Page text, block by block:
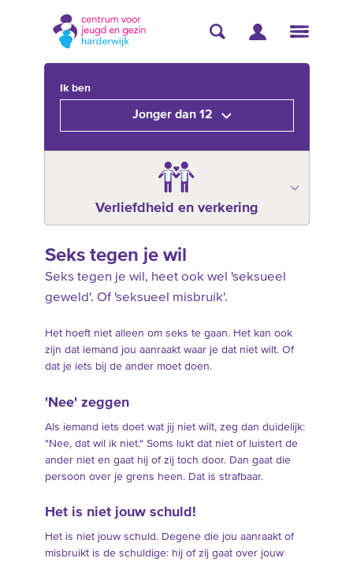
Ik ben
Jonger dan 12
Verliefdheid en verkering
Seks tegen je wil
Seks tegen je wil, heet ook wel 'seksueel
geweld'. Of 'seksueel misbruik'.
Het hoeft niet alleen om seks te gaan. Het kan ook
zijn dat iemand jou aanraakt waar je dat niet wilt. Of
dat je iets bij de ander moet doen.
'Nee' zeggen
Als iemand iets doet wat jij niet wilt, zeg dan duidelijk:
"Nee, dat wil ik niet." Soms lukt dat niet of luistert de
ander niet en gaat hij of zij toch door. Dan gaat die
persoon over je grens heen. Dat is strafbaar.
Het is niet jouw schuld!
Het is niet jouw schuld. Degene die jou aanraakt of
misbruikt is de schuldige: hij of zij gaat over jouw